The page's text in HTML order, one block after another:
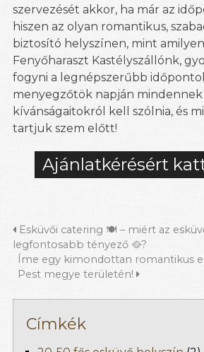
szervezését akkor, ha már az
hiszen az olyan romantikus,
biztosító helyszínen, mint
Fenyőharaszt Kastélyszállónk,
fogyni a legnépszerűbb
menyegzőtök napján mindennek
kívánságaitokról kell szólnia, és
tartjuk szem előtt!
Ajánlatkérésért
Esküvői catering 🍽 – miért az
legfontosabb tényező 🥘?
Íme egy kimondottan romantikus
Pest megye területén!
Címkék